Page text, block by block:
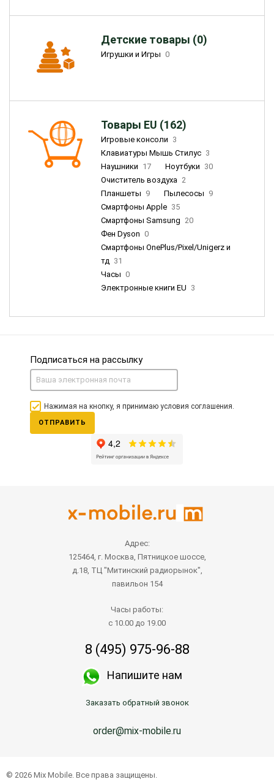
Детские товары (0)
Игрушки и Игры 0
Товары EU (162)
Игровые консоли 3
Клавиатуры Мышь Стилус 3
Наушники 17 Ноутбуки 30
Очиститель воздуха 2
Планшеты 9 Пылесосы 9
Смартфоны Apple 35
Смартфоны Samsung 20
Фен Dyson 0
Смартфоны OnePlus/Pixel/Unigerz и
тд 31
Часы 0
Электронные книги EU 3
Подписаться на рассылку
Нажимая на кнопку, я принимаю условия соглашения.
ОТПРАВИТЬ
Адрес:
125464, г. Москва, Пятницкое шоссе,
д.18, ТЦ "Митинский радиорынок",
павильон 154
Часы работы:
с 10.00 до 19.00
8 (495) 975-96-88
Напишите нам
Заказать обратный звонок
order@mix-mobile.ru
© 2026 Mix Mobile. Все права защищены.